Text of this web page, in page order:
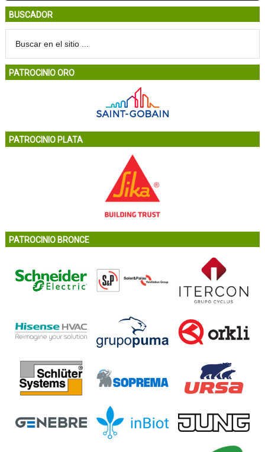
BUSCADOR
PATROCINIO ORO
PATROCINIO PLATA
PATROCINIO BRONCE